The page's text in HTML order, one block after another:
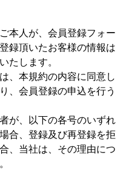
本人が、会員登録フォー
録頂いたお客様の情報は
たします。
、本規約の内容に同意し
、会員登録の申込を行う
が、以下の各号のいずれ
合、登録及び再登録を拒
、当社は、その理由につ